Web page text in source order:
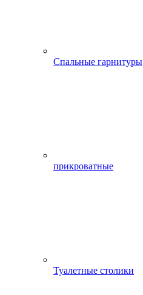
Спальные гарнитуры
прикроватные
Туалетные столики